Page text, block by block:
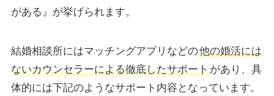
がある』が挙げられます。
結婚相談所にはマッチングアプリなどの他の婚活には
ないカウンセラーによる徹底したサポート があり、具
体的には下記のようなサポート内容となっています。